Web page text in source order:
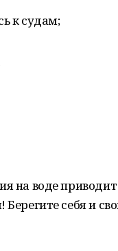
к судам;
на воде
себя и